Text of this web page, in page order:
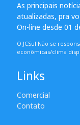
As principais
atualizadas, pra
On-line desde 01
O JCSul Não se
econômicas/clima
Links
Comercial
Contato